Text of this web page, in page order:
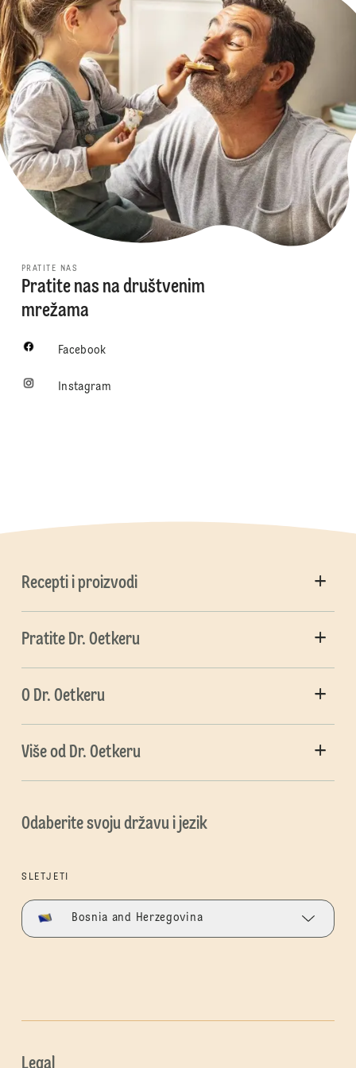
PRATITE NAS
Pratite nas na društvenim
mrežama
Facebook
Instagram
Recepti i proizvodi
Pratite Dr. Oetkeru
O Dr. Oetkeru
Više od Dr. Oetkeru
Odaberite svoju državu i jezik
SLETJETI
Bosnia and Herzegovina
Legal